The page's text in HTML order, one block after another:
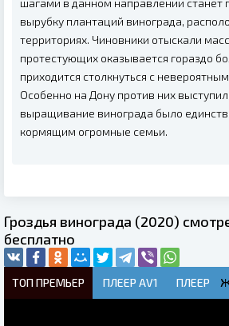
вырубку плантаций винограда,
территориях. Чиновники отыскали
протестующих оказывается гораздо
приходится столкнуться с
Особенно на Дону против них
выращивание винограда было
кормящим огромные семьи.
Гроздья винограда (2020)
бесплатно
ТОП ПРЕМЬЕР ПЛЕЕР AV1 ПЛЕЕР